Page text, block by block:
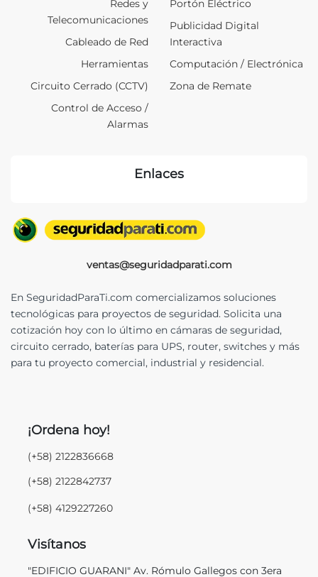
ventas@seguridadparati.com
En SeguridadParaTi.com comercializamos soluciones
tecnológicas para proyectos de seguridad. Solicita una
cotización hoy con lo último en cámaras de seguridad,
circuito cerrado, baterías para UPS, router, switches y más
para tu proyecto comercial, industrial y residencial.
¡Ordena hoy!
(+58) 2122836668
(+58) 2122842737
(+58) 4129227260
Visítanos
"EDIFICIO GUARANI" Av. Rómulo Gallegos con 3era
Redes y
Telecomunicaciones
Cableado de Red
Herramientas
Circuito Cerrado (CCTV)
Control de Acceso /
Alarmas
Portón Eléctrico
Publicidad Digital
Interactiva
Computación / Electrónica
Zona de Remate
Enlaces